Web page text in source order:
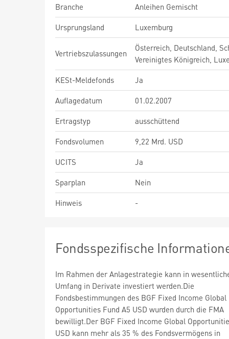
Branche
Anleihen Gemischt
Ursprungsland
Luxemburg
Vertriebszulassungen
Österreich, Deutschland,
Vereinigtes Königreich,
KESt-Meldefonds
Ja
Auflagedatum
01.02.2007
Ertragstyp
ausschüttend
Fondsvolumen
9,22 Mrd. USD
UCITS
Ja
Sparplan
Nein
Hinweis
-
Fondsspezifische
Im Rahmen der Anlagestrategie kann in
Umfang in Derivate investiert werden.Die
Fondsbestimmungen des BGF Fixed Income Global
Opportunities Fund A5 USD wurden durch die FMA
bewilligt.Der BGF Fixed Income Global
USD kann mehr als 35 % des Fondsvermögens in